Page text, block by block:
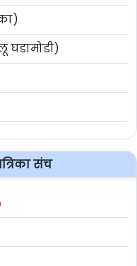
घडामोडी)
संच